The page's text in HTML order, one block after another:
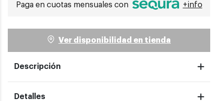
Paga en cuotas mensuales con +info
Ver disponibilidad en tienda
Descripción
Detalles